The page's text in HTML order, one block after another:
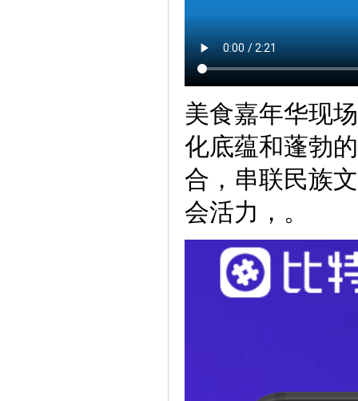
美食嘉年华现
化底蕴和蓬勃
合，串联民族
会活力，。